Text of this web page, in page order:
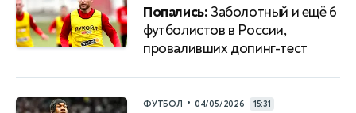
Попались:Заболотный и ещё 6
футболистов в России,
проваливших допинг-тест
ФУТБОЛ • 04/05/2026 15:31